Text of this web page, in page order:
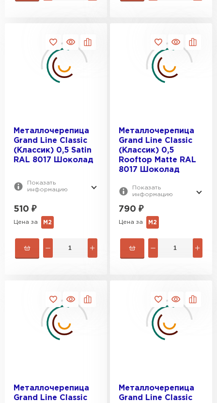
Металлочерепица
Grand Line Classic
(Классик) 0,5 Satin
RAL 8017 Шоколад
Показать
информацию
510 ₽
Цена за М2
Металлочерепица
Grand Line Classic
(Классик) 0,5
Rooftop Matte RAL
8017 Шоколад
Показать
информацию
790 ₽
Цена за М2
Металлочерепица
Grand Line Classic
Металлочерепица
Grand Line Classic
Керамическая черепица